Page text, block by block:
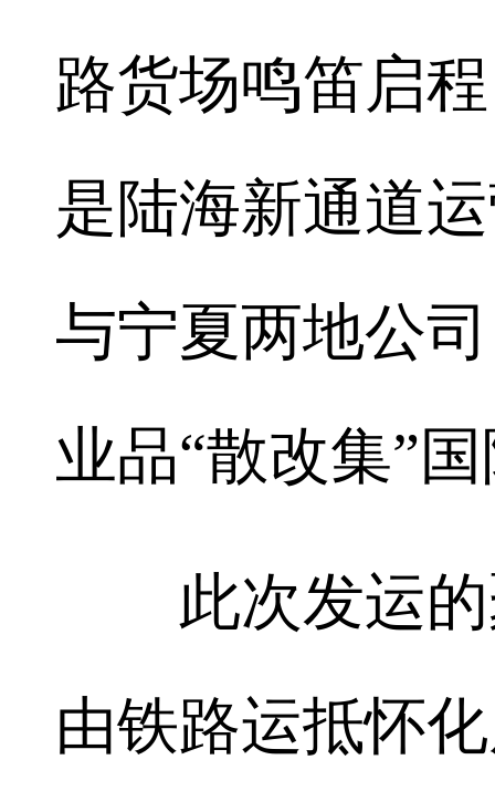
路货场鸣笛启
是陆海新通道
与宁夏两地公
业品“散改集”
此次发运的
由铁路运抵怀